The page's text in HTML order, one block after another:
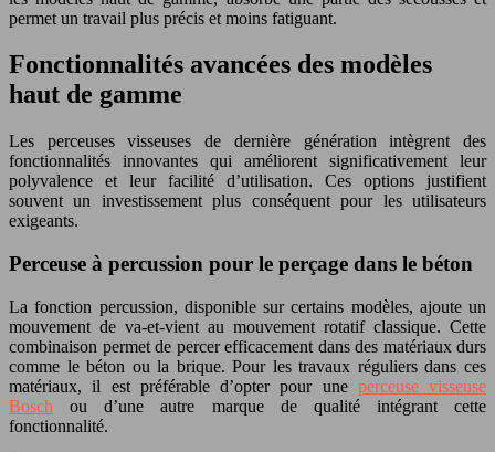
permet un travail plus précis et moins fatiguant.
Fonctionnalités avancées des modèles
haut de gamme
Les perceuses visseuses de dernière génération intègrent des
fonctionnalités innovantes qui améliorent significativement leur
polyvalence et leur facilité d’utilisation. Ces options justifient
souvent un investissement plus conséquent pour les utilisateurs
exigeants.
Perceuse à percussion pour le perçage dans le béton
La fonction percussion, disponible sur certains modèles, ajoute un
mouvement de va-et-vient au mouvement rotatif classique. Cette
combinaison permet de percer efficacement dans des matériaux durs
comme le béton ou la brique. Pour les travaux réguliers dans ces
matériaux, il est préférable d’opter pour une perceuse visseuse
Bosch ou d’une autre marque de qualité intégrant cette
fonctionnalité.